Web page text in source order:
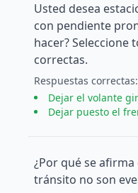
Usted desea
con pendiente
hacer? Seleccione
correctas.
Respuestas correctas:
Dejar el volante
Dejar puesto el
¿Por qué se
tránsito no son